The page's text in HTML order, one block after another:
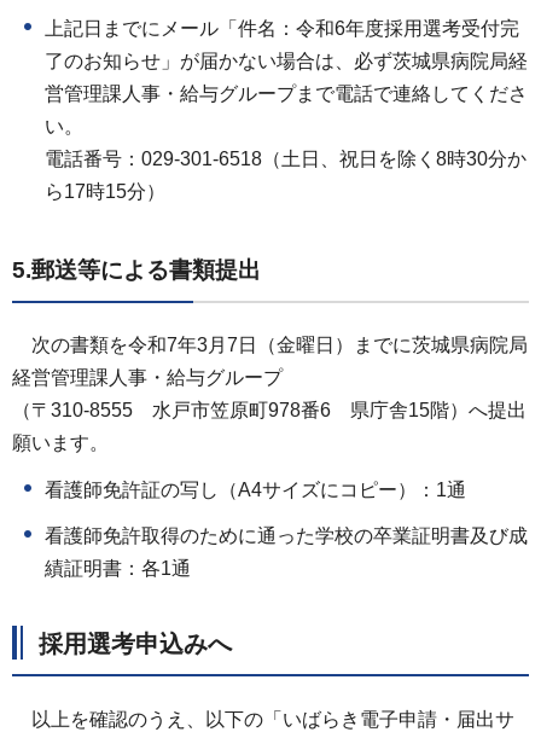
上記日までにメール「件名：令和6年度採用選考受付完
了のお知らせ」が届かない場合は、必ず茨城県病院局経
営管理課人事・給与グループまで電話で連絡してくださ
い。
電話番号：029-301-6518（土日、祝日を除く8時30分か
ら17時15分）
5.郵送等による書類提出
次の書類を令和7年3月7日（金曜日）までに茨城県病院局
経営管理課人事・給与グループ
（〒310-8555 水戸市笠原町978番6 県庁舎15階）へ提出
願います。
看護師免許証の写し（A4サイズにコピー）：1通
看護師免許取得のために通った学校の卒業証明書及び成
績証明書：各1通
採用選考申込みへ
以上を確認のうえ、以下の「いばらき電子申請・届出サ